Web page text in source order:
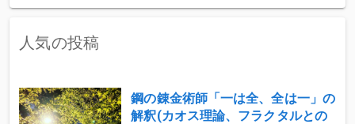
人気の投稿
鋼の錬金術師「一は全、全は一」の
解釈(カオス理論、フラクタルとの